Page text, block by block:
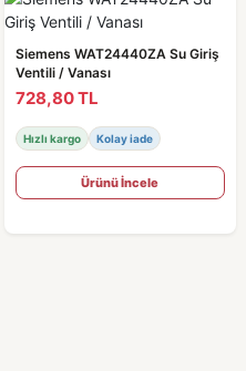
Siemens WAT24440ZA Su Giriş
Ventili / Vanası
728,80 TL
Hızlı kargo Kolay iade
Ürünü İncele